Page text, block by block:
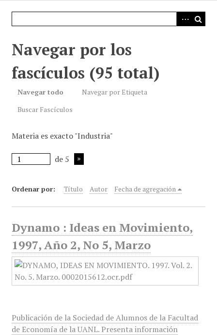
Navegar por los
fascículos (95 total)
Navegar todo
Navegar por Etiqueta
Buscar Fascículos
Materia es exacto "Industria"
de 5
Ordenar por: Título Autor Fecha de agregación
Dynamo : Ideas en Movimiento,
1997, Año 2, No 5, Marzo
Publicación de la Sociedad de Alumnos de la Facultad
de Economía de la UANL. Presenta información